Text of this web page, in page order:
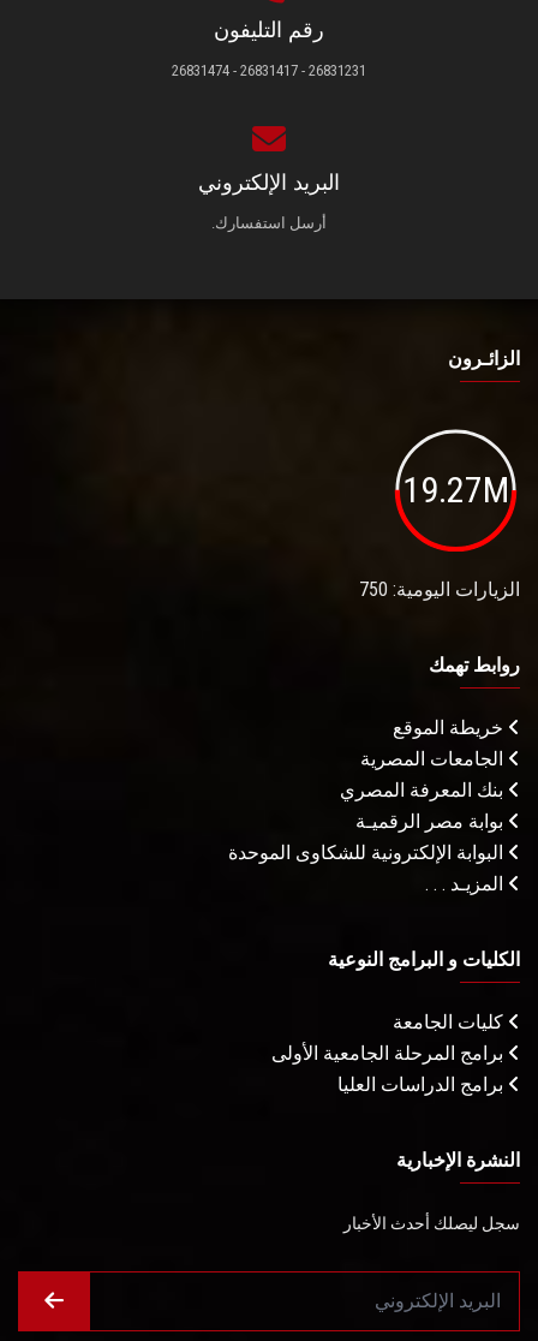
رقم التليفون
26831231 - 26831417 - 26831474
البريد الإلكتروني
أرسل استفسارك.
الزائـرون
19.27M
الزيارات اليومية: 750
روابط تهمك
خريطة الموقع
الجامعات المصرية
بنك المعرفة المصري
بوابة مصر الرقميـة
البوابة الإلكترونية للشكاوى الموحدة
المزيـد . . .
الكليات و البرامج النوعية
كليات الجامعة
برامج المرحلة الجامعية الأولى
برامج الدراسات العليا
النشرة الإخبارية
سجل ليصلك أحدث الأخبار